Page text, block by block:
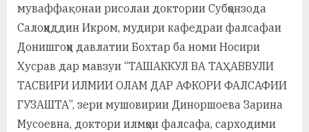
в
муваффақонаи рисолаи доктории Субҳонзода
Салоҳиддин Икром, мудири кафедраи фалсафаи
Донишгоҳи давлатии Бохтар ба номи Носири
Хусрав дар мавзуи “ТАШАККУЛ ВА ТАҲАВВУЛИ
ТАСВИРИ ИЛМИИ ОЛАМ ДАР АФКОРИ ФАЛСАФИИ
ГУЗАШТА”, зери мушовирии Диноршоева Зарина
Мусоевна, доктори илмҳои фалсафа, сарходими